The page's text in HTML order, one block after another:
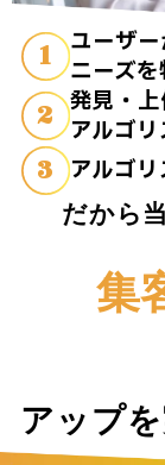
1 ユーザ
ニーズを
2 発見・
アルゴ
3 アルゴ
だから
集
アップ